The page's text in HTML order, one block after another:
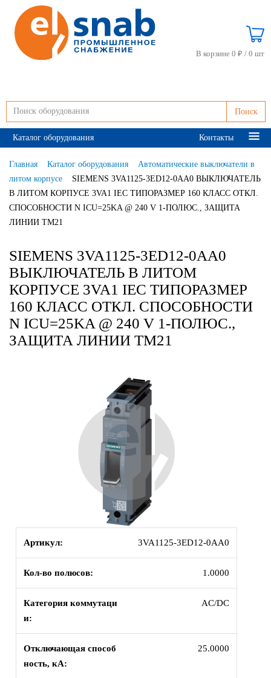
Поиск
В корзине 0 ₽ / 0 шт
Каталог оборудования Контакты
Главная Каталог оборудования
Автоматические выключатели в
литом корпусе
SIEMENS 3VA1125-3ED12-0AA0 ВЫКЛЮЧАТЕЛЬ
В ЛИТОМ КОРПУСЕ 3VA1 IEC ТИПОРАЗМЕР 160 КЛАСС ОТКЛ.
СПОСОБНОСТИ N ICU=25KA @ 240 V 1-ПОЛЮС., ЗАЩИТА
ЛИНИИ TM21
SIEMENS 3VA1125-3ED12-0AA0
ВЫКЛЮЧАТЕЛЬ В ЛИТОМ
КОРПУСЕ 3VA1 IEC ТИПОРАЗМЕР
160 КЛАСС ОТКЛ. СПОСОБНОСТИ
N ICU=25KA @ 240 V 1-ПОЛЮС.,
ЗАЩИТА ЛИНИИ TM21
Артикул: 3VA1125-3ED12-0AA0
Кол-во полюсов: 1.0000
Категория коммутаци
и:
AC/DC
Отключающая способ
ность, кА:
25.0000